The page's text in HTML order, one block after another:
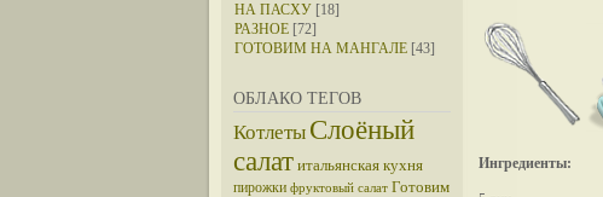
НА ПАСХУ [18]
РАЗНОЕ [72]
ГОТОВИМ НА МАНГАЛЕ [43]
ОБЛАКО ТЕГОВ
Котлеты Слоёный
салат итальянская кухня
пирожки фруктовый салат Готовим
Ингредиенты: